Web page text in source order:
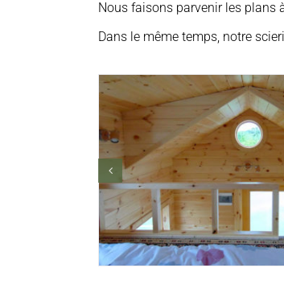
Nous faisons parvenir les plans
Dans le même temps, notre